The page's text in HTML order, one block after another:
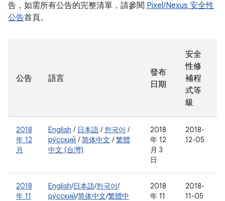
告，如需所有公告的完整清單，請參閱 Pixel/Nexus 安全性
公告首頁。
公告 語言
發布
日期
安全
性修
補程
式等
級
2018
年 12
月
English / 日本語 / 한국어 /
ру́сский /简体中文 /繁體
中文 (台灣)
2018
年 12
月 3
日
2018-
12-05
2018
年 11
English/日本語/한국어/
ру́сский/简体中文/繁體中
2018
年 11
2018-
11-05